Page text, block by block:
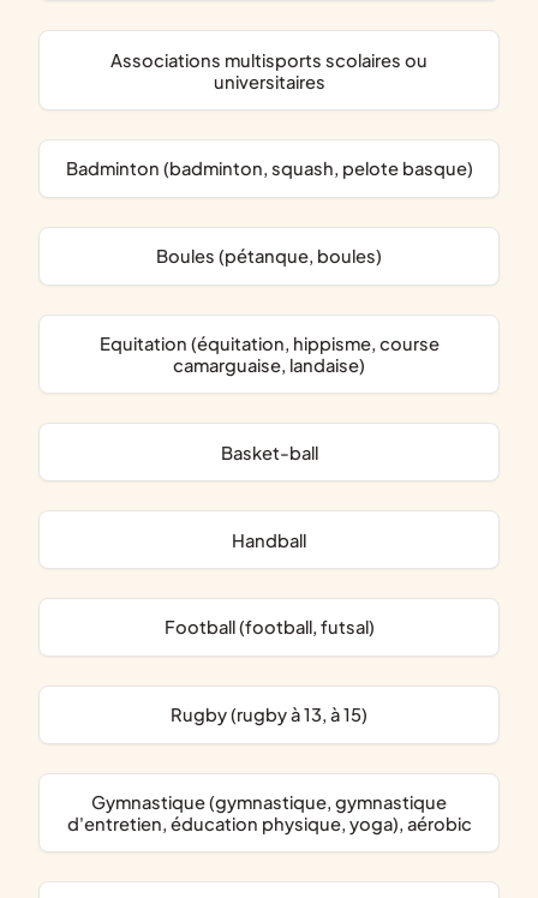
associations multisports scolaires ou
universitaires
Badminton (badminton, squash, pelote basque)
Boules (pétanque, boules)
Equitation (équitation, hippisme, course
camarguaise, landaise)
Basket-ball
Handball
Football (football, futsal)
Rugby (rugby à 13, à 15)
Gymnastique (gymnastique, gymnastique
d'entretien, éducation physique, yoga), aérobic